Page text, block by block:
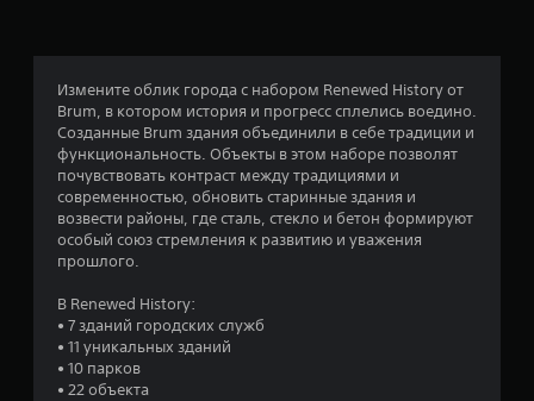
5
и
п
Измените облик города с набором Renewed History от
Brum, в котором история и прогресс сплелись воедино.
Созданные Brum здания объединили в себе традиции и
функциональность. Объекты в этом наборе позволят
почувствовать контраст между традициями и
современностью, обновить старинные здания и
возвести районы, где сталь, стекло и бетон формируют
особый союз стремления к развитию и уважения
прошлого.
В Renewed History:
• 7 зданий городских служб
• 11 уникальных зданий
• 10 парков
• 22 объекта